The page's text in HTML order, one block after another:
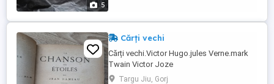
5
Cărți vechi
Cărți vechi.Victor Hugo.jules Verne.mark
Twain Victor Joze
Targu Jiu, Gorj